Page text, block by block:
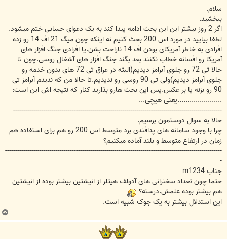
ت
سلام.
ببخشید.
اگر 2 روز بیشتر این این بحث ادامه پیدا کند به یک دعوای حسابی ختم میشود.
لطفا بیایید در مورد اس 200 بحث کنیم نه اینکه چون میگ 21 اف 14 رو زده
افرادی به خاطر آمریکای بودن اف 14 ناراحت بشن.یا افرادی جنگ افزار های
آمریکا رو افسانه خطاب نکنند بعد بگند جنگ افزار های آشغال روسی.چون تا
حالا تی 72 رو جلوی آبرامز دیدیم(البته در عراق تی 72 های بدون خدمه رو
جلوی آبرامز دیدیم)ولی تی 90 روسی رو ندیدیم.تا حالا من که ندیدم آبرامز تی
90 رو بزنه یا بر عکس.پس این بحث هارو بذارید کنار که نتیجه اش این است:
......................یعنی هیچی...
-------------------------------------------------------------------------------------------------------
حالا به سوال دوستمون برسیم.
چرا با وجود سامانه های پدافندی برد متوسط اس 200 رو هم برای استفاده هم
زمان در ارتفاع متوسط و بلند آماده میکنیم؟
-----------------------------------------------------------------------------------------------------------
-
جناب m1234
حتما چون تعداد سخنرانی های آدولف هیتلر از انیشتین بیشتر بوده از انیشتین
هم بیشتر بوده علمش.درسته؟
این استدلال بیشتر به یک جوک شبیه است.